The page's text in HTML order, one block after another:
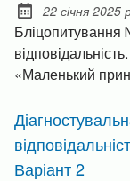
Posted on:
22 січня 2025
Бліцопитування
«Маленький
Варіант 2